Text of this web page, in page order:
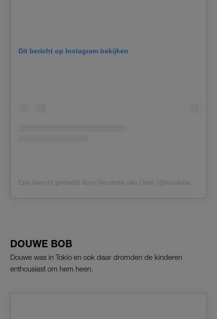
Dit bericht op Instagram bekijken
DOUWE BOB
Douwe was in Tokio en ook daar dromden de kinderen
enthousiast om hem heen.